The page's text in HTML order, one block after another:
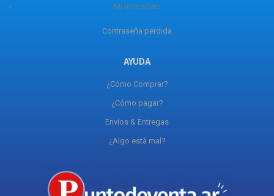
Mi monedero
Contraseña perdida
AYUDA
¿Cómo Comprar?
¿Cómo pagar?
Envíos & Entregas
¿Algo está mal?